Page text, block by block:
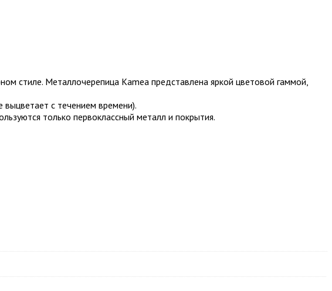
стиле. Металлочерепица Kamea представлена яркой цветовой гаммой,
выцветает с течением времени).
только первоклассный металл и покрытия.